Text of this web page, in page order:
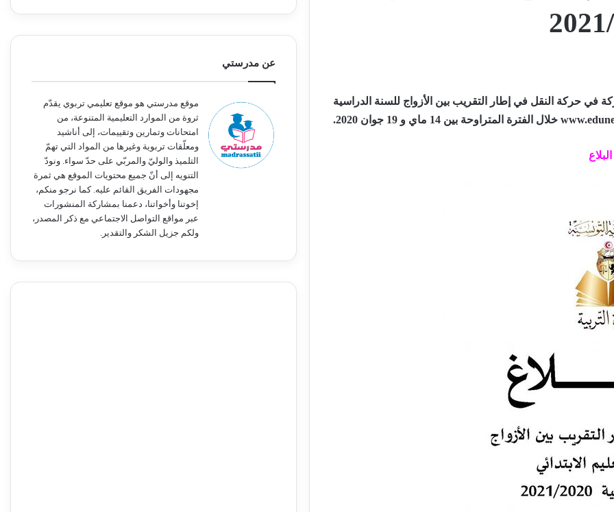
في حركة النقل في إطار التقريب بين الأزواج للسنة الدراسية
ح
عن مدرستي
موقع مدرستي هو موقع تعليمي تربوي يقدّم
ثروة من الموارد التعليمية المتنوعة، من
امتحانات وتمارين وتقييمات، إلى أناشيد
ومعلّقات تربوية وغيرها من المواد التي تهمّ
التلميذ والوليّ والمربّي على حدّ سواء. ونودّ
التنويه إلى أنّ جميع محتويات الموقع هي ثمرة
مجهودات الفريق القائم عليه. كما نرجو منكم،
إخوتنا وأخواتنا، دعمنا بمشاركة المنشورات
عبر مواقع التواصل الاجتماعي مع ذكر المصدر،
ولكم جزيل الشكر والتقدير.